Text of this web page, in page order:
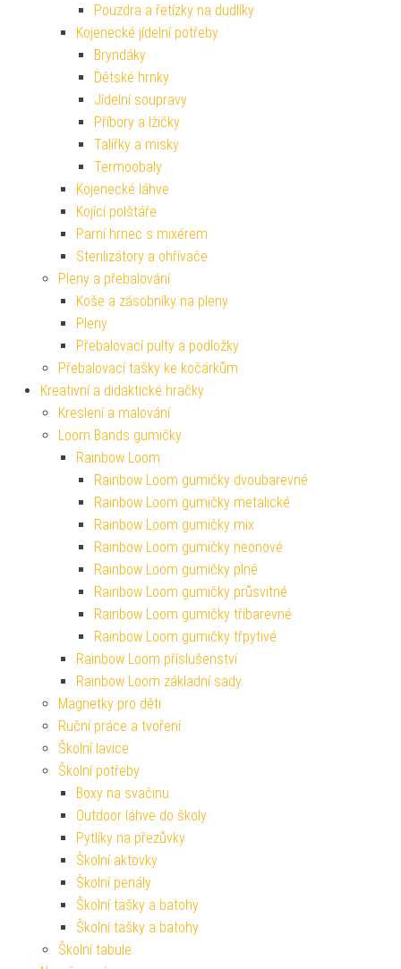
Pouzdra a řetízky na dudlíky
Kojenecké jídelní potřeby
Bryndáky
Dětské hrnky
Jídelní soupravy
Příbory a lžičky
Talířky a misky
Termoobaly
Kojenecké láhve
Kojící polštáře
Parní hrnec s mixérem
Sterilizátory a ohřívače
Pleny a přebalování
Koše a zásobníky na pleny
Pleny
Přebalovací pulty a podložky
Přebalovací tašky ke kočárkům
Kreativní a didaktické hračky
Kreslení a malování
Loom Bands gumičky
Rainbow Loom
Rainbow Loom gumičky dvoubarevné
Rainbow Loom gumičky metalické
Rainbow Loom gumičky mix
Rainbow Loom gumičky neonové
Rainbow Loom gumičky plné
Rainbow Loom gumičky průsvitné
Rainbow Loom gumičky tříbarevné
Rainbow Loom gumičky třpytivé
Rainbow Loom příslušenství
Rainbow Loom základní sady
Magnetky pro děti
Ruční práce a tvoření
Školní lavice
Školní potřeby
Boxy na svačinu
Outdoor láhve do školy
Pytlíky na přezůvky
Školní aktovky
Školní penály
Školní tašky a batohy
Školní tašky a batohy
Školní tabule